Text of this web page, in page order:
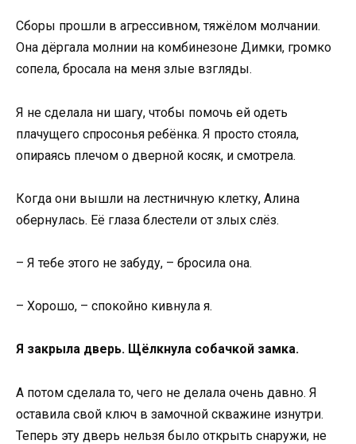
Сборы прошли в агрессивном, тяжёлом молчании.
Она дёргала молнии на комбинезоне Димки, громко
сопела, бросала на меня злые взгляды.
Я не сделала ни шагу, чтобы помочь ей одеть
плачущего спросонья ребёнка. Я просто стояла,
опираясь плечом о дверной косяк, и смотрела.
Когда они вышли на лестничную клетку, Алина
обернулась. Её глаза блестели от злых слёз.
– Я тебе этого не забуду, – бросила она.
– Хорошо, – спокойно кивнула я.
Я закрыла дверь. Щёлкнула собачкой замка.
А потом сделала то, чего не делала очень давно. Я
оставила свой ключ в замочной скважине изнутри.
Теперь эту дверь нельзя было открыть снаружи, не